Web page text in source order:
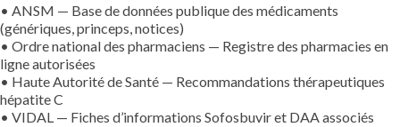
• ANSM — Base de données publique des médicaments
(génériques, princeps, notices)
• Ordre national des pharmaciens — Registre des pharmacies en
ligne autorisées
• Haute Autorité de Santé — Recommandations thérapeutiques
hépatite C
• VIDAL — Fiches d’informations Sofosbuvir et DAA associés